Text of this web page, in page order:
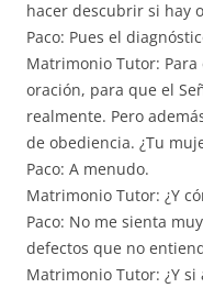
hacer descubrir si hay
Paco: Pues el
Matrimonio Tutor:
oración, para que el
realmente. Pero
de obediencia. ¿Tu
Paco: A menudo.
Matrimonio Tutor: ¿Y
Paco: No me sienta
defectos que no
Matrimonio Tutor: ¿Y